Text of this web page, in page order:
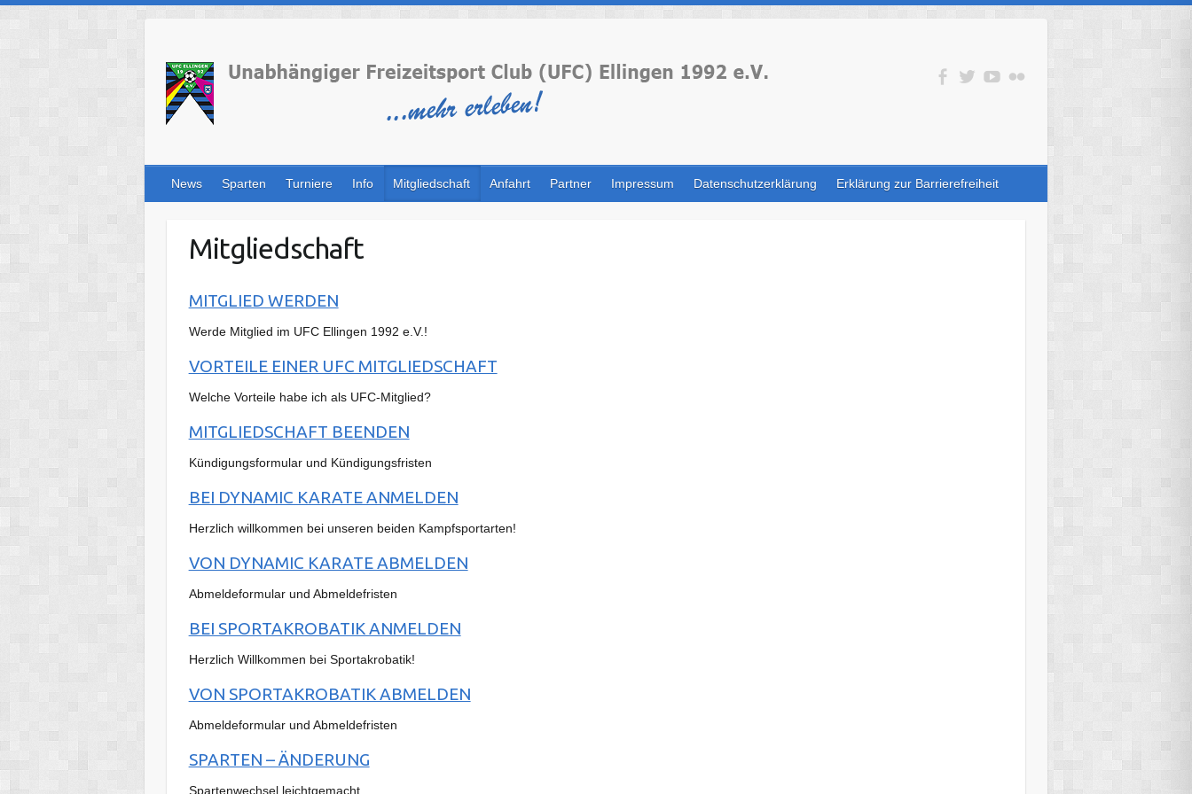
content
News Sparten Turniere Info Mitgliedschaft Anfahrt Partner Impressum Datenschutzerklärung Erklärung zur Barrierefreiheit
Mitgliedschaft
MITGLIED WERDEN
Werde Mitglied im UFC Ellingen 1992 e.V.!
VORTEILE EINER UFC MITGLIEDSCHAFT
Welche Vorteile habe ich als UFC-Mitglied?
MITGLIEDSCHAFT BEENDEN
Kündigungsformular und Kündigungsfristen
BEI DYNAMIC KARATE ANMELDEN
Herzlich willkommen bei unseren beiden Kampfsportarten!
VON DYNAMIC KARATE ABMELDEN
Abmeldeformular und Abmeldefristen
BEI SPORTAKROBATIK ANMELDEN
Herzlich Willkommen bei Sportakrobatik!
VON SPORTAKROBATIK ABMELDEN
Abmeldeformular und Abmeldefristen
SPARTEN – ÄNDERUNG
Spartenwechsel leichtgemacht